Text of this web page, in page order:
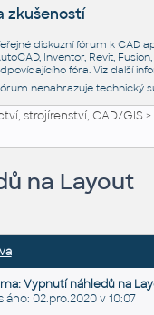
zkušeností
diskuzní fórum k CAD
Inventor, Revit,
fóra. Viz další
nenahrazuje technický
strojírenství, CAD/GIS>
na Layout
Vypnutí náhledů na
02.pro.2020 v 10:07